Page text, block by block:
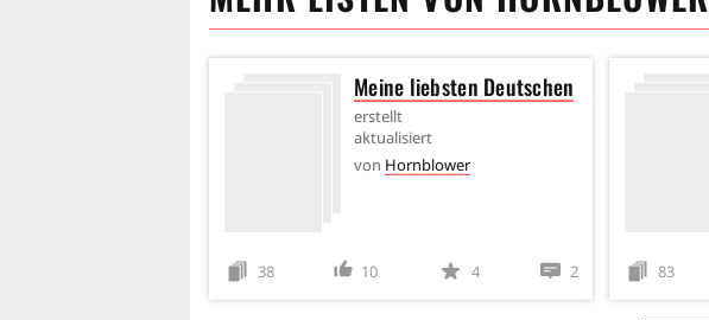
Meine liebsten Deutschen
erstellt
aktualisiert
von Hornblower
38 10 4 2 83